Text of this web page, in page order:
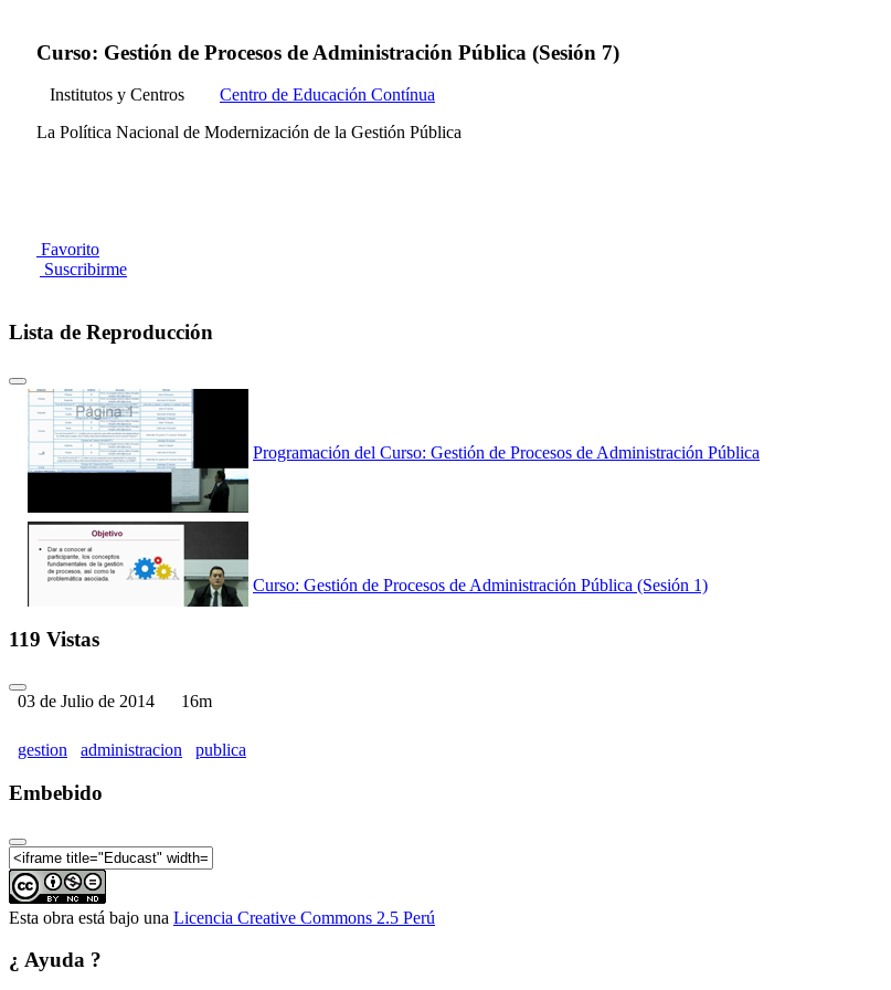
Curso: Gestión de Procesos de Administración Pública (Sesión 7)
Institutos y Centros
Centro de Educación Contínua
La Política Nacional de Modernización de la Gestión Pública
Favorito
Suscribirme
Lista de Reproducción
Programación del Curso: Gestión de Procesos de Administración Pública
Curso: Gestión de Procesos de Administración Pública (Sesión 1)
119 Vistas
03 de Julio de 2014 16m
gestion administracion publica
Embebido
Esta obra está bajo una Licencia Creative Commons 2.5 Perú
¿ Ayuda ?